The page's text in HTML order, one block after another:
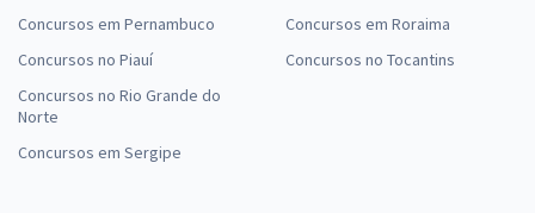
Concursos em Pernambuco
Concursos no Piauí
Concursos no Rio Grande do
Norte
Concursos em Sergipe
Concursos em Roraima
Concursos no Tocantins